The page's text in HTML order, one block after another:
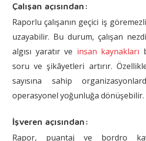
Çalışan açısından:
Raporlu çalışanın geçici iş
uzayabilir. Bu durum, çalışan
algısı yaratır ve insan kaynakları
soru ve şikâyetleri artırır.
sayısına sahip
operasyonel yoğunluğa dönüşebilir.
İşveren açısından:
Rapor, puantaj ve bordro